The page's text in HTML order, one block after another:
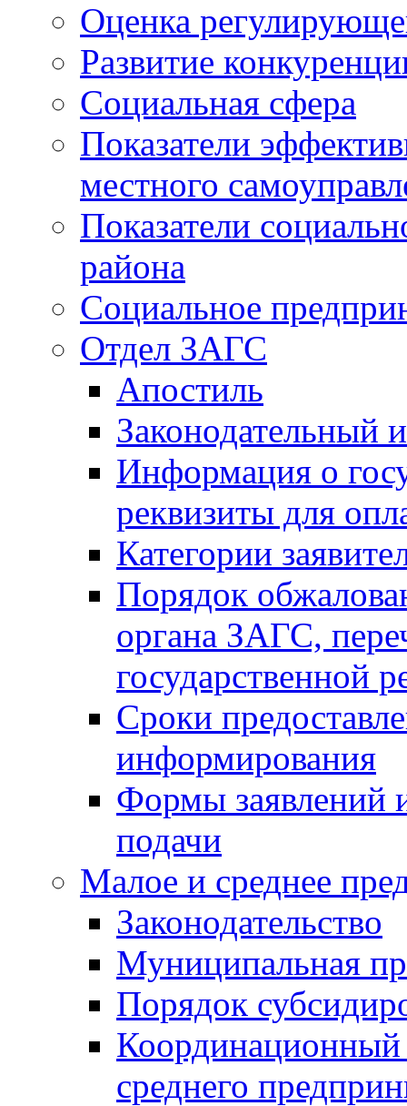
Оценка
Развитие
Социальная сфера
Показатели
местного
Показатели
района
Социальное
Отдел ЗАГС
Апостиль
Законодательный
Информация о
реквизиты для
Категории
Порядок
органа ЗАГС,
государственной
Сроки
информирования
Формы заявлений
подачи
Малое и среднее
Законодательство
Муниципальная
Порядок
Координационный
среднего